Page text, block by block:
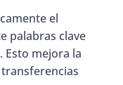
el
palabras clave
Esto mejora la